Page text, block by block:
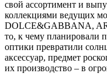
свой ассортимент и
коллекциями ведущих
DOLCE&GABBANA,
то, к чему планировали
оптики превратили
аксессуар, предмет
их производство – в